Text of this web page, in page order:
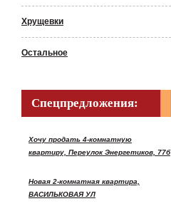
Хрущевки
Остальное
Спецпредложения:
Хочу продать 4-комнатную
квартиру, Переулок Энергетиков, 77б
Новая 2-комнатная квартира,
ВАСИЛЬКОВАЯ УЛ